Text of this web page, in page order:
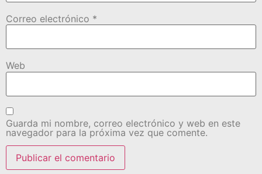
Correo electrónico *
Web
Guarda mi nombre, correo electrónico y web en este
navegador para la próxima vez que comente.